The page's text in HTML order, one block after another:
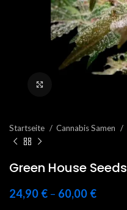
Startseite Cannabis Samen
Green House
24,90 € – 60,00 €